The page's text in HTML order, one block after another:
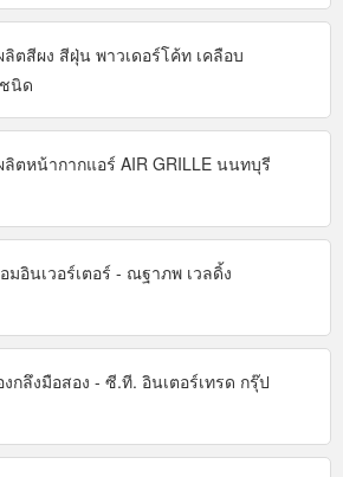
ลิตสีผง สีฝุ่น พาวเดอร์โค้ท เคลือบ
นิด
ลิตหน้ากากแอร์ AIR GRILLE นนทบุรี
มอินเวอร์เตอร์ - ณฐาภพ เวลดิ้ง
งกลึงมือสอง - ซี.ที. อินเตอร์เทรด กรุ๊ป